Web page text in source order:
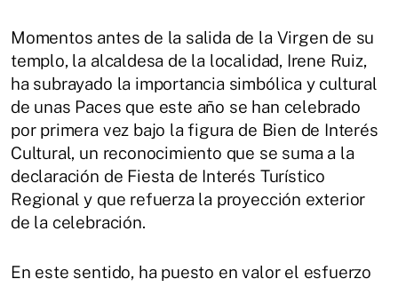
Momentos antes de la salida de la Virgen de su
templo, la alcaldesa de la localidad, Irene Ruiz,
ha subrayado la importancia simbólica y cultural
de unas Paces que este año se han celebrado
por primera vez bajo la figura de Bien de Interés
Cultural, un reconocimiento que se suma a la
declaración de Fiesta de Interés Turístico
Regional y que refuerza la proyección exterior
de la celebración.
En este sentido, ha puesto en valor el esfuerzo